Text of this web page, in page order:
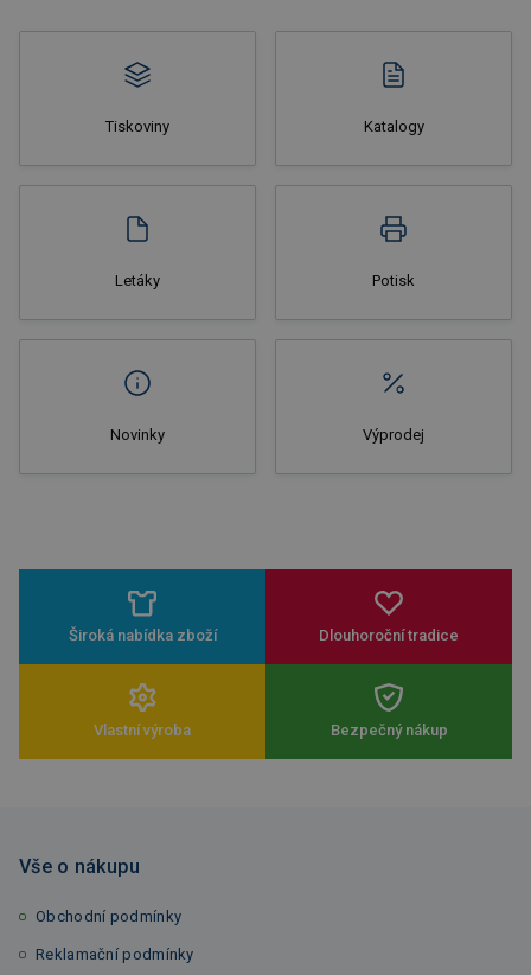
Tiskoviny Katalogy
Letáky Potisk
Novinky Výprodej
Široká nabídka zboží Dlouhoroční tradice
Vlastní výroba Bezpečný nákup
Vše o nákupu
Obchodní podmínky
Reklamační podmínky